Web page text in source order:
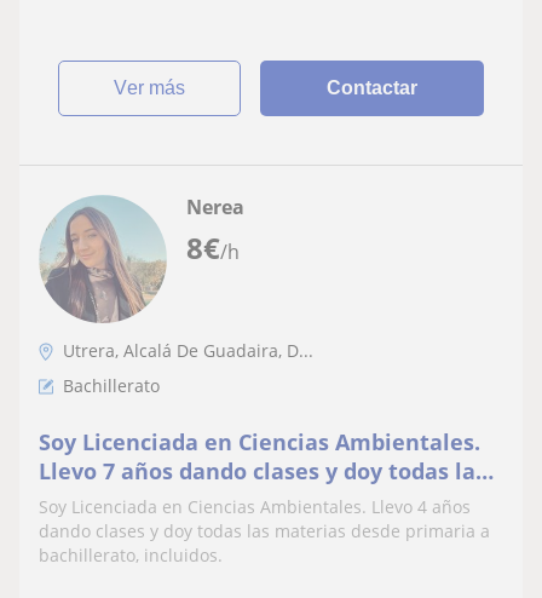
ver más Contactar
8€/h
Nerea
Utrera, Alcalá De Guadaira, D...
Bachillerato
Soy Licenciada en Ciencias Ambientales.
Llevo 7 años dando clases y doy todas las
materias desde primaria a bachillerato,
incluidos
Soy Licenciada en Ciencias Ambientales. Llevo 4 años
dando clases y doy todas las materias desde primaria a
bachillerato, incluidos.